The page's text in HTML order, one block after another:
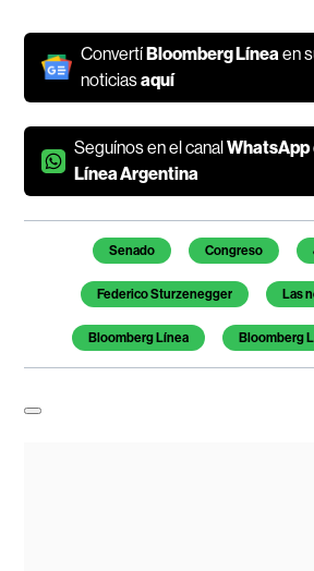
ConvertíBloomberg Línea en
noticiasaquí
Seguínos en el canalWhatsApp
Línea Argentina
Temas de este artículo
Senado Congreso
Federico Sturzenegger Las
Bloomberg Línea Bloomberg